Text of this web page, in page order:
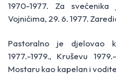
1970-1977. Za
Vojnićima, 29. 6. 1977.
Pastoralno je djelovao
1977.-1979., Kruševu
Mostaru kao kapelan i